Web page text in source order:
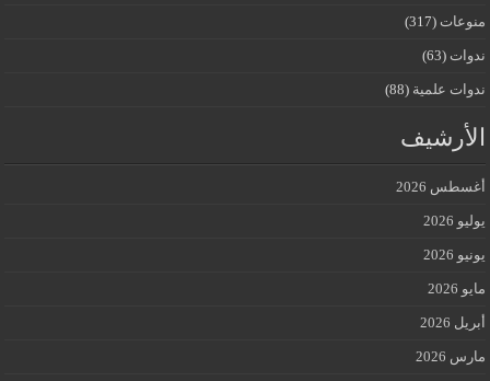
منوعات (317)
ندوات (63)
ندوات علمية (88)
الأرشيف
أغسطس 2026
يوليو 2026
يونيو 2026
مايو 2026
أبريل 2026
مارس 2026